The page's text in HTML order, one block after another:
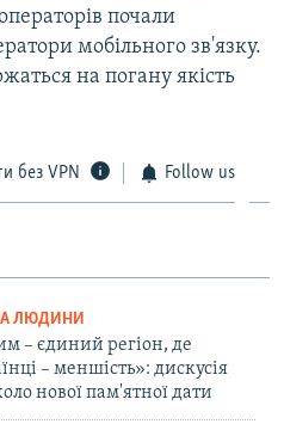
почали
мобільного зв'язку.
на погану якість
без VPN Follow us
ЛЮДИНИ
– єдиний регіон, де
– меншість»: дискусія
нової пам'ятної дати